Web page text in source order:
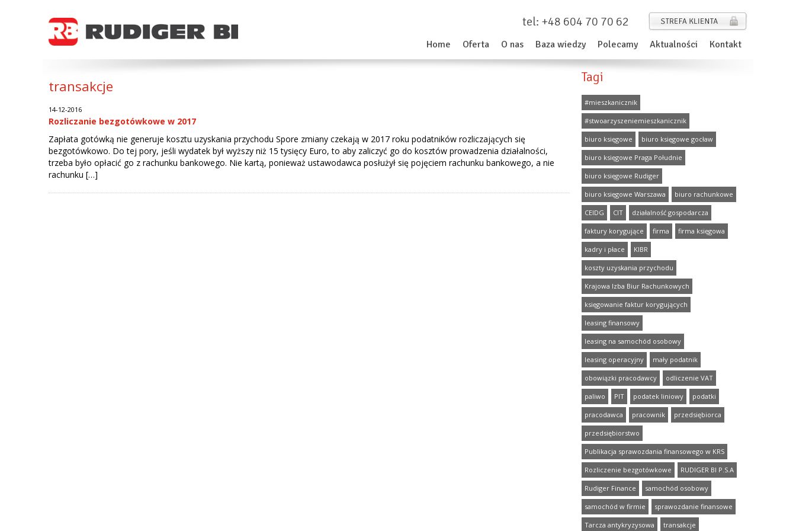
tel: +48 604 70 70 62
Home Oferta O nas Baza wiedzy Polecamy Aktualności Kontakt
transakcje
14-12-2016
Rozliczanie bezgotówkowe w 2017
Zapłata gotówką nie generuje kosztu uzyskania przychodu Spore zmiany czekają w 2017 roku podatników rozliczających się
bezgotówkowo. Do tej pory, jeśli wydatek był wyższy niż 15 tysięcy Euro, to aby zaliczyć go do kosztów prowadzenia działalności,
trzeba było opłacić go z rachunku bankowego. Nie kartą, ponieważ ustawodawca posłużył się pojęciem rachunku bankowego, a nie
rachunku […]
Tagi
#mieszkanicznik
#stwoarzyszeniemieszkanicznik
biuro księgowe biuro księgowe gocław
biuro księgowe Praga Południe
biuro księgowe Rudiger
biuro księgowe Warszawa biuro rachunkowe
CEIDG CIT działalność gospodarcza
faktury korygujące firma firma księgowa
kadry i płace KIBR
koszty uzyskania przychodu
Krajowa Izba Biur Rachunkowych
księgowanie faktur korygujących
leasing finansowy
leasing na samochód osobowy
leasing operacyjny mały podatnik
obowiązki pracodawcy odliczenie VAT
paliwo PIT podatek liniowy podatki
pracodawca pracownik przedsiębiorca
przedsiębiorstwo
Publikacja sprawozdania finansowego w KRS
Rozliczenie bezgotówkowe RUDIGER BI P.S.A
Rudiger Finance samochód osobowy
samochód w firmie sprawozdanie finansowe
Tarcza antykryzysowa transakcje